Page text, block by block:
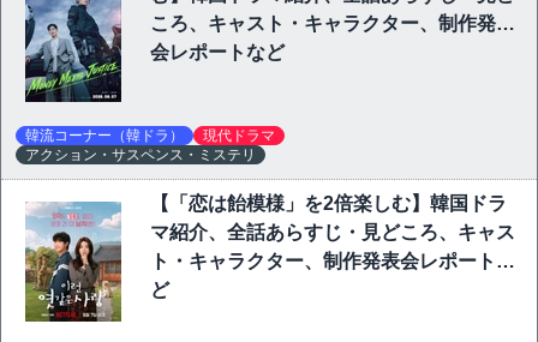
ころ、キャスト・キャラクター、制作発表
会レポートなど
韓流コーナー（韓ドラ）
現代ドラマ
アクション・サスペンス・ミステリ
【「恋は飴模様」を2倍楽しむ】韓国ドラ
マ紹介、全話あらすじ・見どころ、キャス
ト・キャラクター、制作発表会レポートな
ど